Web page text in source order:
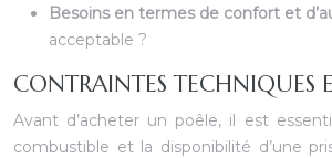
Besoins en termes de confort et
acceptable ?
CONTRAINTES TECHNIQUES
Avant d’acheter un poêle, il est
combustible et la disponibilité d’une